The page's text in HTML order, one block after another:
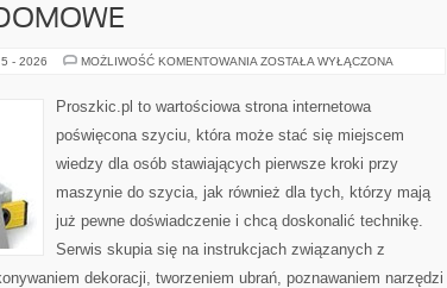
- 2026 MOŻLIWOŚĆ KOMENTOWANIA KRAWIECTWO
ZOSTAŁA WYŁĄCZONA
Proszkic.pl to wartościowa strona internetowa
poświęcona szyciu, która może stać się miejscem
wiedzy dla osób stawiających pierwsze kroki przy
maszynie do szycia, jak również dla tych, którzy mają
już pewne doświadczenie i chcą doskonalić technikę.
Serwis skupia się na instrukcjach związanych z
dekoracji, tworzeniem ubrań, poznawaniem narzędzi